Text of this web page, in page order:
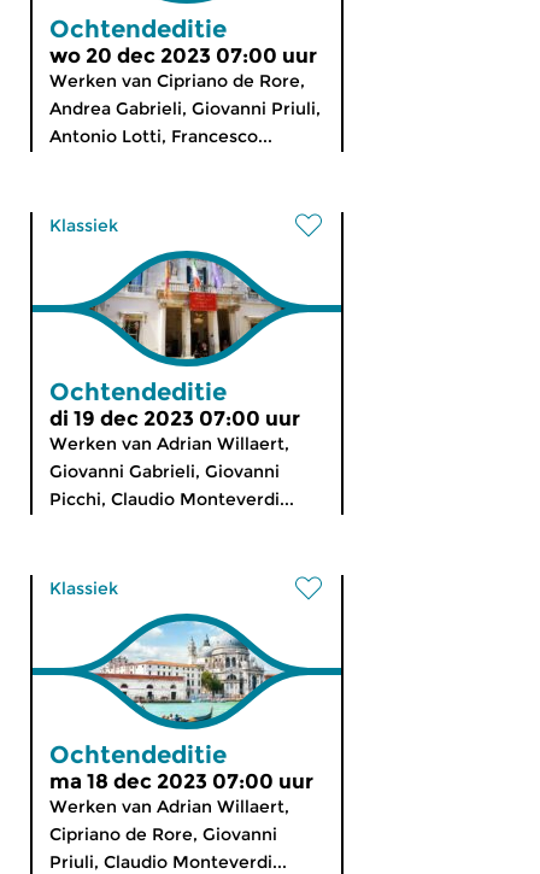
Ochtendeditie
wo 20 dec 2023 07:00 uur
Werken van Cipriano de Rore,
Andrea Gabrieli, Giovanni Priuli,
Antonio Lotti, Francesco...
Klassiek
Ochtendeditie
di 19 dec 2023 07:00 uur
Werken van Adrian Willaert,
Giovanni Gabrieli, Giovanni
Picchi, Claudio Monteverdi...
Klassiek
Ochtendeditie
ma 18 dec 2023 07:00 uur
Werken van Adrian Willaert,
Cipriano de Rore, Giovanni
Priuli, Claudio Monteverdi...